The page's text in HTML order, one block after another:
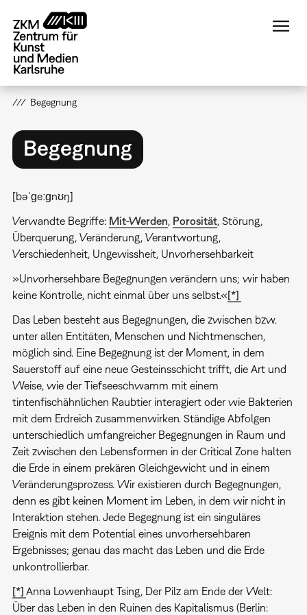
zum
Inhalt
Begegnung
Begegnung
[bəˈɡeːɡnʊŋ]
Verwandte Begriffe: Mit-Werden, Porosität, Störung,
Überquerung, Veränderung, Verantwortung,
Verschiedenheit, Ungewissheit, Unvorhersehbarkeit
»Unvorhersehbare Begegnungen verändern uns; wir haben
keine Kontrolle, nicht einmal über uns selbst.«[*]
Das Leben besteht aus Begegnungen, die zwischen bzw.
unter allen Entitäten, Menschen und Nichtmenschen,
möglich sind. Eine Begegnung ist der Moment, in dem
Sauerstoff auf eine neue Gesteinsschicht trifft, die Art und
Weise, wie der Tiefseeschwamm mit einem
tintenfischähnlichen Raubtier interagiert oder wie Bakterien
mit dem Erdreich zusammenwirken. Ständige Abfolgen
unterschiedlich umfangreicher Begegnungen in Raum und
Zeit zwischen den Lebensformen in der Critical Zone halten
die Erde in einem prekären Gleichgewicht und in einem
Veränderungsprozess. Wir existieren durch Begegnungen,
denn es gibt keinen Moment im Leben, in dem wir nicht in
Interaktion stehen. Jede Begegnung ist ein singuläres
Ereignis mit dem Potential eines unvorhersehbaren
Ergebnisses; genau das macht das Leben und die Erde
unkontrollierbar.
[*] Anna Lowenhaupt Tsing, Der Pilz am Ende der Welt:
Über das Leben in den Ruinen des Kapitalismus (Berlin: